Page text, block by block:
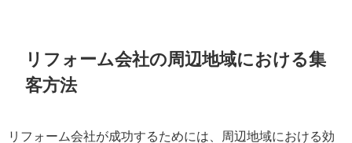
リフォーム会社の周辺地域における集
客方法
リフォーム会社が成功するためには、周辺地域における効